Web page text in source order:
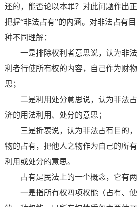
还的，能否论以本罪？对此问题作出
把握“非法占有”的内涵。对非法占有
种不同理解：
一是排除权利者意思说，认为非
利者行使所有权的内容，自己作为财
思；
二是利用处分意思说，认为非法
济的用法利用、处分的意思；
三是折衷说，认为非法占有目的
物的占有，把他人之物作为自己的所
利用或处分的意思。
占有是民法上的一个概念，它有两
一是指所有权四项权能（占有、